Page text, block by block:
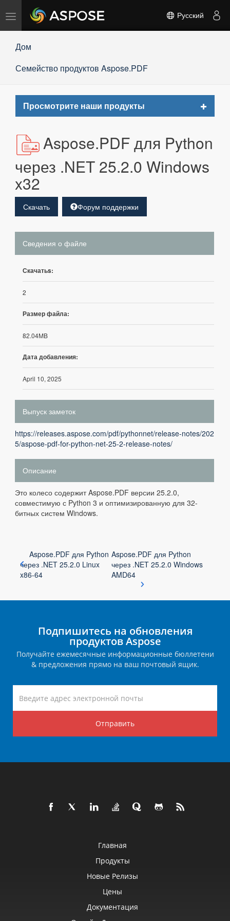
Переключить
навигацию
Русский
Дом
Семейство продуктов Aspose.PDF
Просмотрите наши продукты
Toggle
Aspose.PDF для Python
через .NET 25.2.0 Windows
x32
Скачать Форум поддержки
Сведения о файле
Скачатьs:
2
Размер файла:
82.04MB
Дата добавления:
April 10, 2025
Выпуск заметок
https://releases.aspose.com/pdf/pythonnet/release-notes/202
5/aspose-pdf-for-python-net-25-2-release-notes/
Описание
Это колесо содержит Aspose.PDF версии 25.2.0,
совместимую с Python 3 и оптимизированную для 32-
битных систем Windows.
Aspose.PDF для Python
через .NET 25.2.0 Linux
x86-64
Aspose.PDF для Python
через .NET 25.2.0 Windows
AMD64
Подпишитесь на обновления
продуктов Aspose
Получайте ежемесячные информационные бюллетени
& предложения прямо на ваш почтовый ящик.
Отправить
Главная
Продукты
Новые Релизы
Цены
Документация